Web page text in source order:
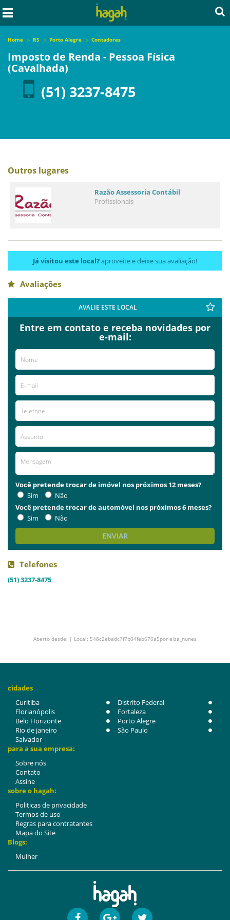
Home RS Porto Alegre Contadores
Imposto de Renda - Pessoa Física
(Cavalhada)
(51) 3237-8475
Outros lugares
Razão Assessoria Contábil
Profissionais
Já visitou este local?aproveite e deixe sua avaliação!
Avaliações
AVALIE ESTE LOCAL
Entre em contato e receba novidades por
e-mail:
Você pretende trocar de imóvel nos próximos 12 meses?
Sim
Não
Você pretende trocar de automóvel nos próximos 6 meses?
Sim
Não
ENVIAR
Telefones
(51) 3237-8475
Aberto desde: | Local: 548c2ebadc7f7b04feb670a5por elza_nunes
cidades
Curitiba
Distrito Federal
Florianópolis
Fortaleza
Belo Horizonte
Porto Alegre
Rio de janeiro
São Paulo
Salvador
para a sua empresa:
Sobre nós
Contato
Assine
sobre o hagah:
Politicas de privacidade
Termos de uso
Regras para contratantes
Mapa do Site
Blogs:
Mulher